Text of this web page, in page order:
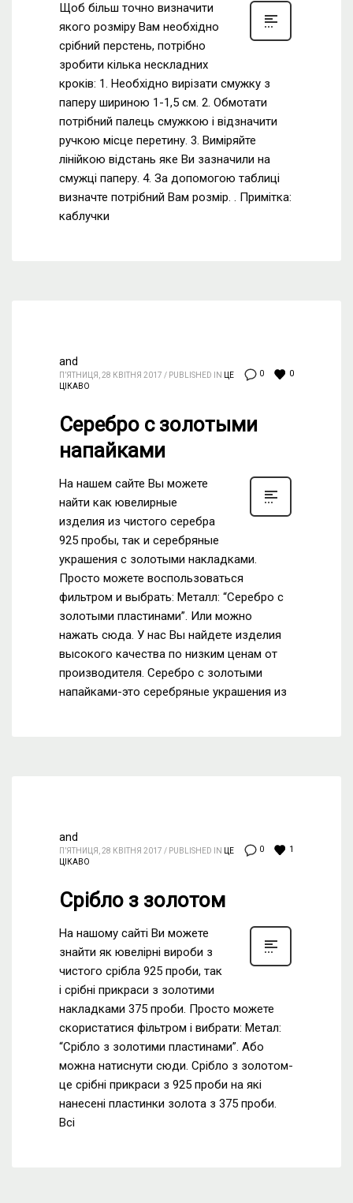
Щоб більш точно визначити
якого розміру Вам необхідно
срібний перстень, потрібно
зробити кілька нескладних
кроків: 1. Необхідно вирізати смужку з
паперу шириною 1-1,5 см. 2. Обмотати
потрібний палець смужкою і відзначити
ручкою місце перетину. 3. Виміряйте
лінійкою відстань яке Ви зазначили на
смужці паперу. 4. За допомогою таблиці
визначте потрібний Вам розмір. . Примітка:
каблучки
0 0
and
П’ЯТНИЦЯ, 28 КВІТНЯ 2017 / PUBLISHED IN ЦЕ
ЦІКАВО
Серебро с золотыми
напайками
На нашем сайте Вы можете
найти как ювелирные
изделия из чистого серебра
925 пробы, так и серебряные
украшения с золотыми накладками.
Просто можете воспользоваться
фильтром и выбрать: Металл: “Серебро с
золотыми пластинами”. Или можно
нажать сюда. У нас Вы найдете изделия
высокого качества по низким ценам от
производителя. Серебро с золотыми
напайками-это серебряные украшения из
0 1
and
П’ЯТНИЦЯ, 28 КВІТНЯ 2017 / PUBLISHED IN ЦЕ
ЦІКАВО
Срібло з золотом
На нашому сайті Ви можете
знайти як ювелірні вироби з
чистого срібла 925 проби, так
і срібні прикраси з золотими
накладками 375 проби. Просто можете
скористатися фільтром і вибрати: Метал:
“Срібло з золотими пластинами”. Або
можна натиснути сюди. Срібло з золотом-
це срібні прикраси з 925 проби на які
нанесені пластинки золота з 375 проби.
Всі